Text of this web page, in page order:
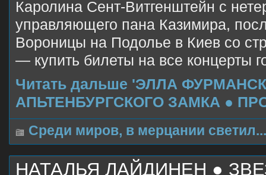
Каролина Сент-Витгенштейн с
управляющего пана Казимира,
Вороницы на Подолье в Киев со
— купить билеты на все концерты
Читать дальше 'ЭЛЛА
АПЬТЕНБУРГСКОГО ЗАМКА ●
Среди миров, в мерцании светил...
НАТАЛЬЯ ЛАЙДИНЕН ●